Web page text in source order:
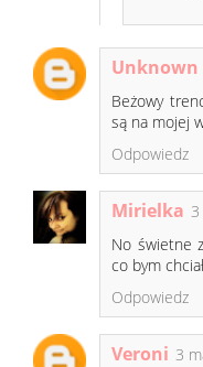
Unknown
Beżowy
są na mojej
Odpowiedz
Mirielka
No świetne
co bym
Odpowiedz
Veroni 3